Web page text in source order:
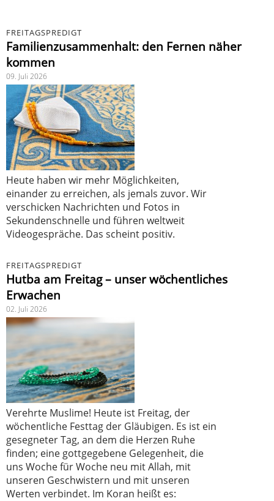
FREITAGSPREDIGT
Familienzusammenhalt: den Fernen näher
kommen
09. Juli 2026
Heute haben wir mehr Möglichkeiten,
einander zu erreichen, als jemals zuvor. Wir
verschicken Nachrichten und Fotos in
Sekundenschnelle und führen weltweit
Videogespräche. Das scheint positiv.
FREITAGSPREDIGT
Hutba am Freitag – unser wöchentliches
Erwachen
02. Juli 2026
Verehrte Muslime! Heute ist Freitag, der
wöchentliche Festtag der Gläubigen. Es ist ein
gesegneter Tag, an dem die Herzen Ruhe
finden; eine gottgegebene Gelegenheit, die
uns Woche für Woche neu mit Allah, mit
unseren Geschwistern und mit unseren
Werten verbindet. Im Koran heißt es: